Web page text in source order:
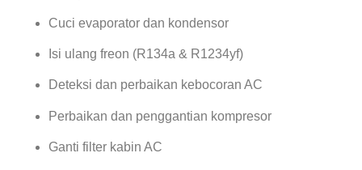
Cuci evaporator dan kondensor
Isi ulang freon (R134a & R1234yf)
Deteksi dan perbaikan kebocoran AC
Perbaikan dan penggantian kompresor
Ganti filter kabin AC